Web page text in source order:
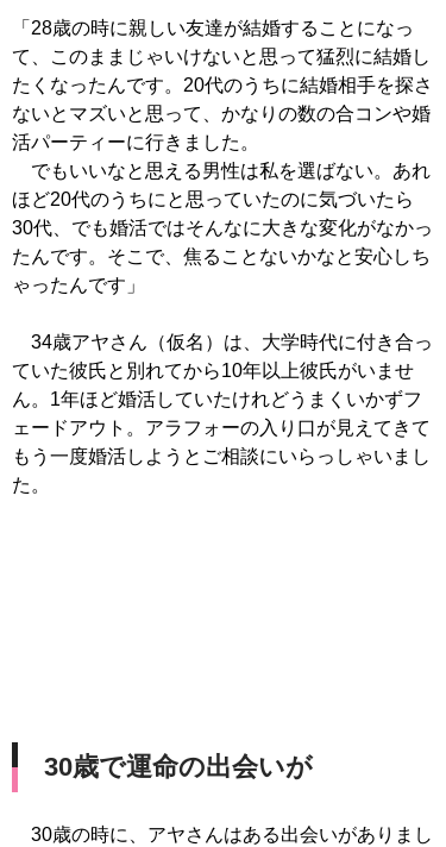
「28歳の時に親しい友達が結婚することになっ
て、このままじゃいけないと思って猛烈に結婚し
たくなったんです。20代のうちに結婚相手を探さ
ないとマズいと思って、かなりの数の合コンや婚
活パーティーに行きました。
でもいいなと思える男性は私を選ばない。あれ
ほど20代のうちにと思っていたのに気づいたら
30代、でも婚活ではそんなに大きな変化がなかっ
たんです。そこで、焦ることないかなと安心しち
ゃったんです」
34歳アヤさん（仮名）は、大学時代に付き合っ
ていた彼氏と別れてから10年以上彼氏がいませ
ん。1年ほど婚活していたけれどうまくいかずフ
ェードアウト。アラフォーの入り口が見えてきて
もう一度婚活しようとご相談にいらっしゃいまし
た。
30歳で運命の出会いが
30歳の時に、アヤさんはある出会いがありまし